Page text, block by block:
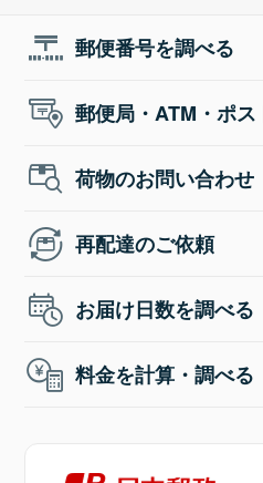
郵便番号を調べる
郵便局・ATM・ポ
荷物のお問い合わせ
再配達のご依頼
お届け日数を調べる
料金を計算・調べる